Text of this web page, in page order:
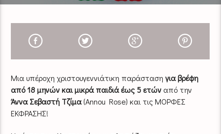
Μια υπέροχη χριστουγεννιάτικη παράστασηγια βρέφη
από 18 μηνών και μικρά παιδιά έως 5 ετών από την
Άννα Σεβαστή Τζίμα(Annou Rose) και τις ΜΟΡΦΕΣ
ΕΚΦΡΑΣΗΣ!